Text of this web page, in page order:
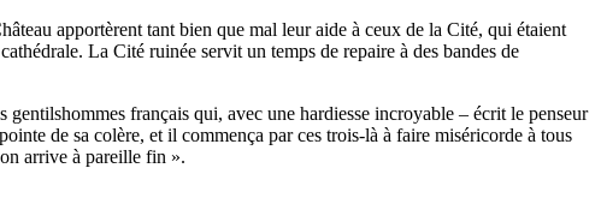
apportèrent tant bien que mal leur aide à ceux de la Cité, qui étaient
La Cité ruinée servit un temps de repaire à des bandes de
français qui, avec une hardiesse incroyable – écrit le penseur
de sa colère, et il commença par ces trois-là à faire miséricorde à tous
arrive à pareille fin ».